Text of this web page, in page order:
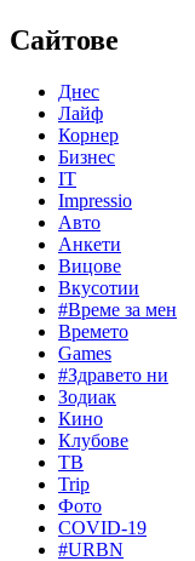
Сайтове
Днес
Лайф
Корнер
Бизнес
IT
Impressio
Авто
Анкети
Вицове
Вкусотии
#Време за мен
Времето
Games
#Здравето ни
Зодиак
Кино
Клубове
ТВ
Trip
Фото
COVID-19
#URBN